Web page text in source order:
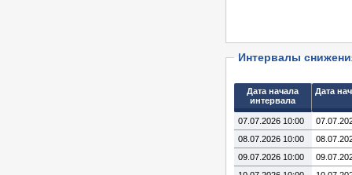
Интервалы
Дата начала
интервала
Дата
07.07.2026 10:00
08.07.2026 10:00
09.07.2026 10:00